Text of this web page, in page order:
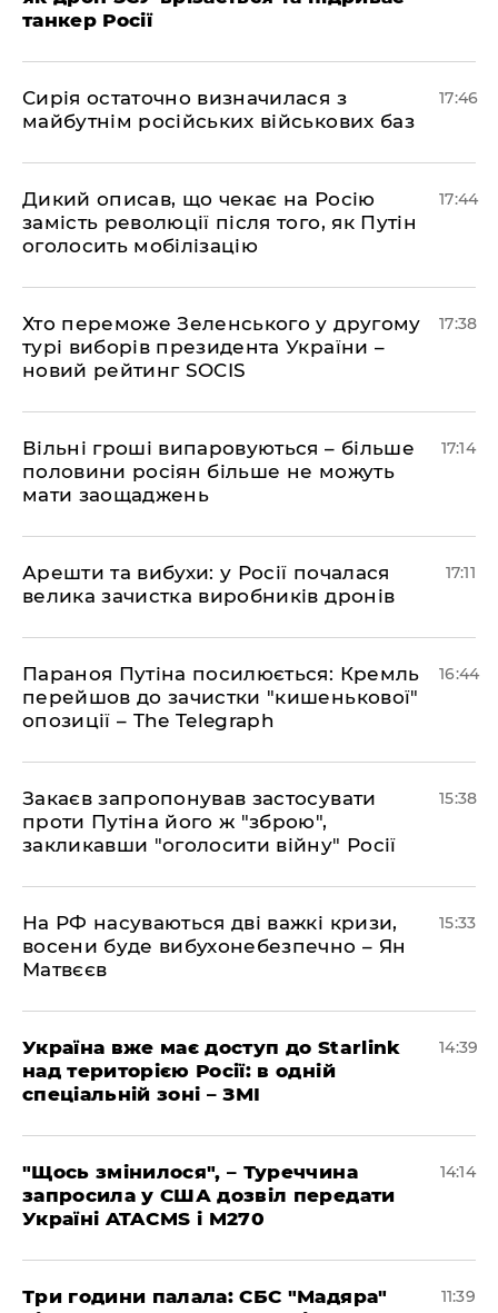
танкер Росії
Сирія остаточно визначилася з
майбутнім російських військових баз
17:46
Дикий описав, що чекає на Росію
замість революції після того, як Путін
оголосить мобілізацію
17:44
Хто переможе Зеленського у другому
турі виборів президента України –
новий рейтинг SOCIS
17:38
Вільні гроші випаровуються – більше
половини росіян більше не можуть
мати заощаджень
17:14
Арешти та вибухи: у Росії почалася
велика зачистка виробників дронів
17:11
Параноя Путіна посилюється: Кремль
перейшов до зачистки "кишенькової"
опозиції – The Telegraph
16:44
Закаєв запропонував застосувати
проти Путіна його ж "зброю",
закликавши "оголосити війну" Росії
15:38
На РФ насуваються дві важкі кризи,
восени буде вибухонебезпечно – Ян
Матвєєв
15:33
Україна вже має доступ до Starlink
над територією Росії: в одній
спеціальній зоні – ЗМІ
14:39
"Щось змінилося", – Туреччина
запросила у США дозвіл передати
Україні ATACMS і M270
14:14
Три години палала: СБС "Мадяра"
11:39